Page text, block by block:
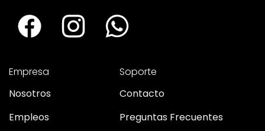
Empresa
Nosotros
Empleos
Soporte
Contacto
Preguntas Frecuentes